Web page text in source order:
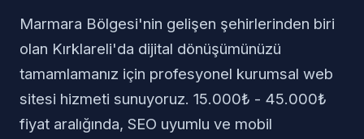
Marmara Bölgesi'nin gelişen şehirlerinden biri
olan Kırklareli'da dijital dönüşümünüzü
tamamlamanız için profesyonel kurumsal web
sitesi hizmeti sunuyoruz. 15.000₺ - 45.000₺
fiyat aralığında, SEO uyumlu ve mobil